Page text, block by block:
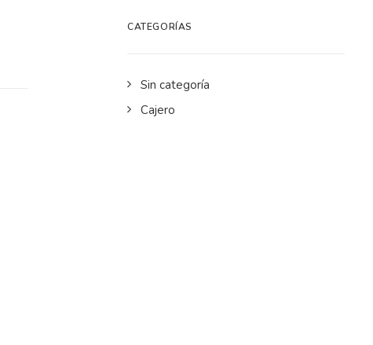
CATEGORÍAS
Sin categoría
Cajero